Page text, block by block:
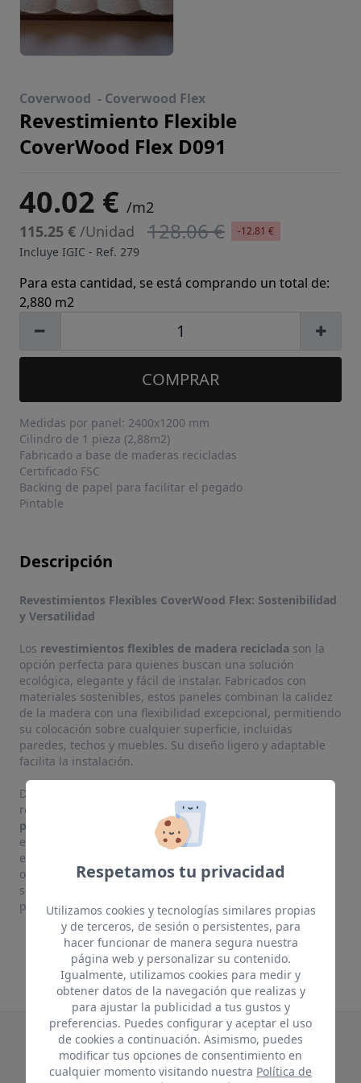
Coverwood - Coverwood Flex
Revestimiento Flexible
CoverWood Flex D091
40.02 € /m2
115.25 € /Unidad 128.06 € -12.81 €
Incluye IGIC - Ref. 279
Para esta cantidad, se está comprando un total de:
2,880 m2
COMPRAR
Medidas por panel: 2400x1200 mm
Cilindro de 1 pieza (2,88m2)
Fabricado a base de maderas recicladas
Certificado FSC
Backing de papel para facilitar el pegado
Pintable
Descripción
Revestimientos Flexibles CoverWood Flex: Sostenibilidad
y Versatilidad
Los revestimientos flexibles de madera reciclada son la
opción perfecta para quienes buscan una solución
ecológica, elegante y fácil de instalar. Fabricados con
materiales sostenibles, estos paneles combinan la calidez
de la madera con una flexibilidad excepcional, permitiendo
su colocación sobre cualquier superficie, incluidas
paredes, techos y muebles. Su diseño ligero y adaptable
facilita la instalación.
Disponibles en una amplia variedad de acabados, estos
revestimientos pueden dejarse en su tono original o ser
pintados y personalizadospara adaptarse a cualquier
estilo decorativo. Su versatilidad los convierte en la
elección ideal para renovar espacios con rapidez y sin
obras complicadas, aportando un toque natural y
sofisticado tanto en interiores como en exteriores
protegidos.
Te puede interesar
Respetamos tu privacidad
Utilizamos cookies y tecnologías similares propias
y de terceros, de sesión o persistentes, para
hacer funcionar de manera segura nuestra
página web y personalizar su contenido.
Igualmente, utilizamos cookies para medir y
obtener datos de la navegación que realizas y
para ajustar la publicidad a tus gustos y
preferencias. Puedes configurar y aceptar el uso
de cookies a continuación. Asimismo, puedes
modificar tus opciones de consentimiento en
cualquier momento visitando nuestra Política de